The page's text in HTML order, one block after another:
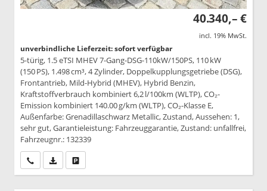
40.340,– €
incl. 19% MwSt.
unverbindliche Lieferzeit: sofort verfügbar
5-türig, 1.5 eTSI MHEV 7-Gang-DSG-110kW/150PS, 110 kW
(150 PS), 1.498 cm³, 4 Zylinder, Doppelkupplungsgetriebe (DSG),
Frontantrieb, Mild-Hybrid (MHEV), Hybrid Benzin,
Kraftstoffverbrauch kombiniert 6,2 l/100km (WLTP), CO₂-
Emission kombiniert 140.00 g/km (WLTP), CO₂-Klasse E,
Außenfarbe: Grenadillaschwarz Metallic, Zustand, Aussehen: 1,
sehr gut, Garantieleistung: Fahrzeuggarantie, Zustand: unfallfrei,
Fahrzeugnr.: 132339
Wir rufen Sie anPDF-Datei, Fahrzeugexposé drucken